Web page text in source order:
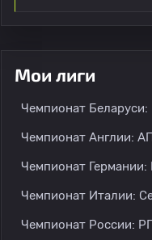
Мои лиги
Чемпионат Беларуси:
Чемпионат Англии:
Чемпионат Германии:
Чемпионат Италии:
Чемпионат России: